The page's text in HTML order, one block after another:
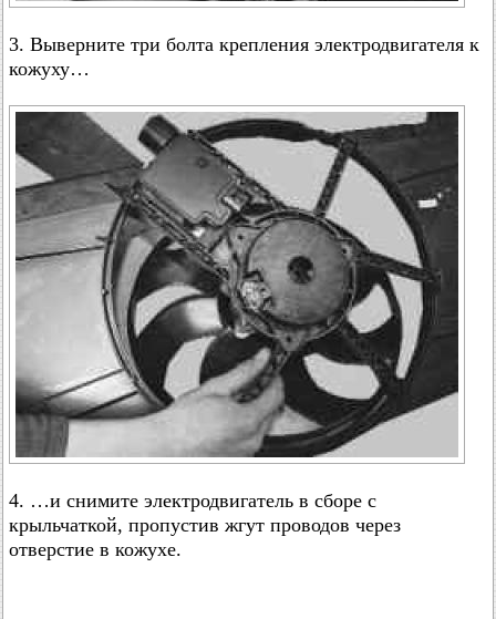
3. Выверните три болта крепления электродвигателя к
кожуху…
4. …и снимите электродвигатель в сборе с
крыльчаткой, пропустив жгут проводов через
отверстие в кожухе.